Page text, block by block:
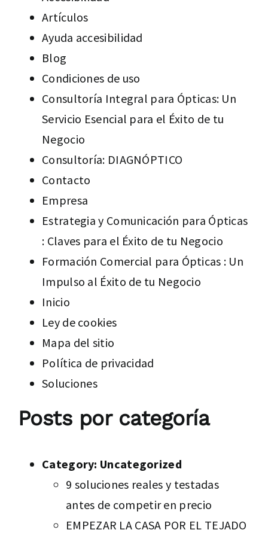
ARTÍCULOS
CONTACTO
Artículos
Ayuda accesibilidad
Blog
Condiciones de uso
Consultoría Integral para Ópticas: Un
Servicio Esencial para el Éxito de tu
Negocio
Consultoría: DIAGNÓPTICO
Contacto
Empresa
Estrategia y Comunicación para Ópticas
: Claves para el Éxito de tu Negocio
Formación Comercial para Ópticas : Un
Impulso al Éxito de tu Negocio
Inicio
Ley de cookies
Mapa del sitio
Política de privacidad
Soluciones
Posts por categoría
Category: Uncategorized
9 soluciones reales y testadas
antes de competir en precio
EMPEZAR LA CASA POR EL TEJADO